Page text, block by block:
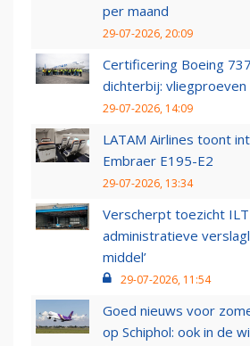
per maand
29-07-2026, 20:09
Certificering Boeing
dichterbij:
29-07-2026, 14:09
LATAM Airlines toont
Embraer E195-E2
29-07-2026, 13:34
Verscherpt toezicht
administratieve
middel’
29-07-2026, 11:54
Goed nieuws voor
op Schiphol: ook in de